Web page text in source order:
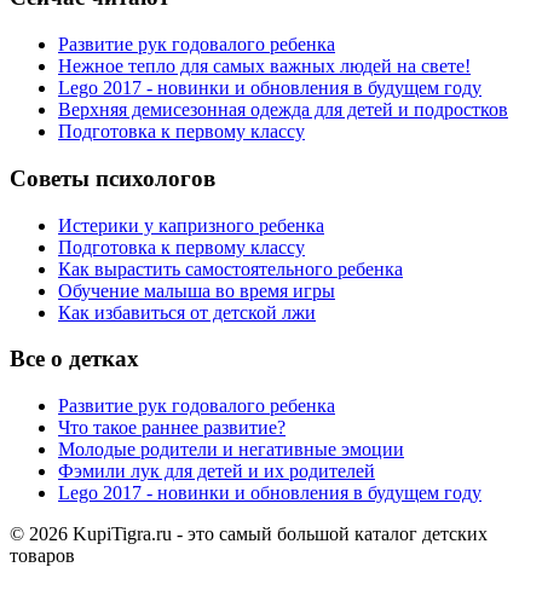
Развитие рук годовалого ребенка
Нежное тепло для самых важных людей на свете!
Lego 2017 - новинки и обновления в будущем году
Верхняя демисезонная одежда для детей и подростков
Подготовка к первому классу
Советы психологов
Истерики у капризного ребенка
Подготовка к первому классу
Как вырастить самостоятельного ребенка
Обучение малыша во время игры
Как избавиться от детской лжи
Все о детках
Развитие рук годовалого ребенка
Что такое раннее развитие?
Молодые родители и негативные эмоции
Фэмили лук для детей и их родителей
Lego 2017 - новинки и обновления в будущем году
© 2026 KupiTigra.ru - это самый большой каталог детских
товаров